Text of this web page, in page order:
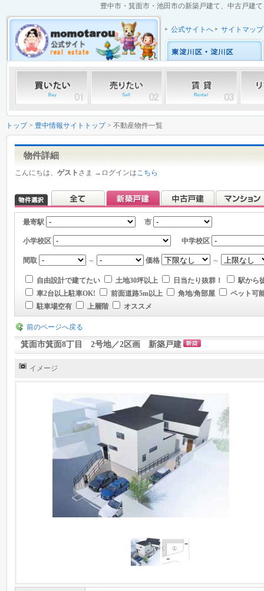
豊中市・箕面市・池田市の新築戸建て、中古戸建
公式サイトへ サイトマップ
トップ> 豊中情報サイトトップ> 不動産物件一覧
物件詳細
こんにちは、 ゲスト さま →ログインはこちら
最寄駅 市
小学校区 中学校区
間取 ～ 価格 ～
自由設計で建てたい 土地30坪以上 日当たり抜群！
駅から
車2台以上駐車OK!
前面道路5m以上 角地/角部屋
ペット可
駐車場空有
上層階 オススメ
前のページへ戻る
箕面市箕面8丁目 2号地／2区画 新築戸建
イメージ